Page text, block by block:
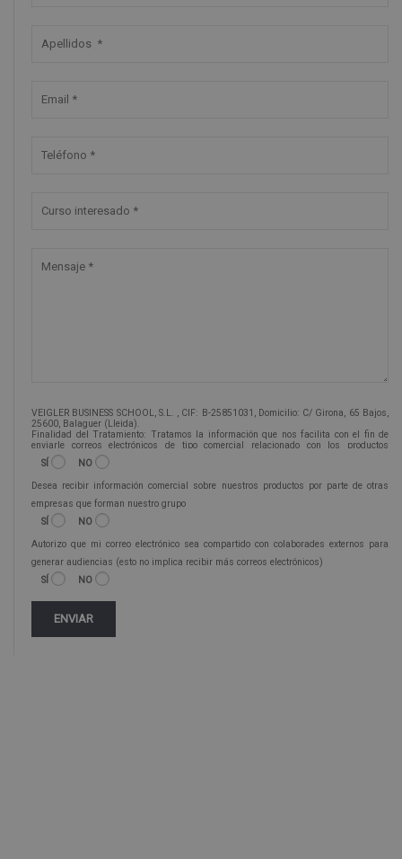
VEIGLER BUSINESS SCHOOL, S.L. , CIF: B-25851031, Domicilio: C/ Girona, 65 Bajos,
25600, Balaguer (Lleida).
Finalidad del Tratamiento: Tratamos la información que nos facilita con el fin de
enviarle correos electrónicos de tipo comercial relacionado con los productos
ofrecidos y otros tipo de productos que fueran de su interés.
Legitimación del tratamiento: Consentimiento del interesado.
a la dirección info@veigleformacion.com.
Para más información consulte nuestra Política de Privacidad.
Desea recibir información comercial (vía telefónica y/o email):
SÍ
NO
Desea recibir información comercial sobre nuestros productos por parte de otras
empresas que forman nuestro grupo
SÍ
NO
Autorizo que mi correo electrónico sea compartido con colaborades externos para
generar audiencias (esto no implica recibir más correos electrónicos)
SÍ
NO